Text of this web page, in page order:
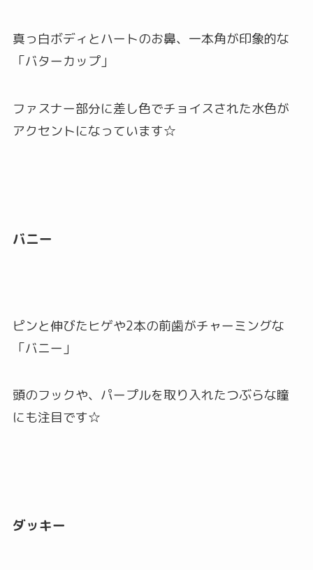
真っ白ボディとハートのお鼻、一本角が印象的な
「バターカップ」
ファスナー部分に差し色でチョイスされた水色が
アクセントになっています☆
バニー
ピンと伸びたヒゲや2本の前歯がチャーミングな
「バニー」
頭のフックや、パープルを取り入れたつぶらな瞳
にも注目です☆
ダッキー